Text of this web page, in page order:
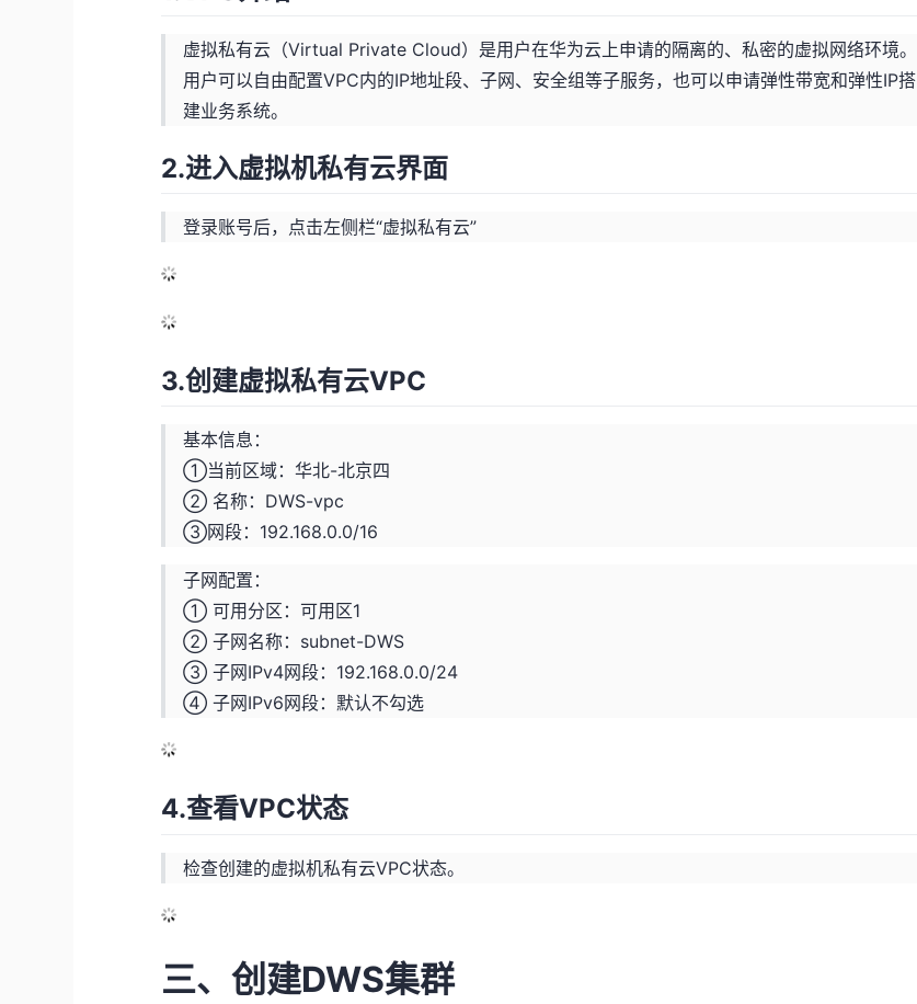
虚拟私有云（Virtual Private Cloud）是用户在华为云上申请的隔离的、私密的虚拟网络环境。
用户可以自由配置VPC内的IP地址段、子网、安全组等子服务，也可以申请弹性带宽和弹性IP搭
建业务系统。
2.进入虚拟机私有云界面
登录账号后，点击左侧栏“虚拟私有云”
3.创建虚拟私有云VPC
基本信息：
①当前区域：华北-北京四
② 名称：DWS-vpc
③网段：192.168.0.0/16
子网配置：
① 可用分区：可用区1
② 子网名称：subnet-DWS
③ 子网IPv4网段：192.168.0.0/24
④ 子网IPv6网段：默认不勾选
4.查看VPC状态
检查创建的虚拟机私有云VPC状态。
三、创建DWS集群